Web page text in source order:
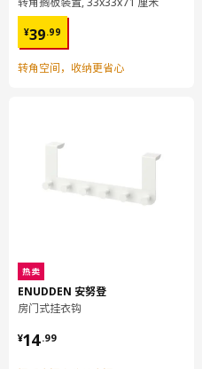
设计师
Johanna Jelinek
包装数量
高度
净重
¥39.99
¥ 39.99
转角空间，收纳更省心
热卖
ENUDDEN 安努登
房门式挂衣钩
¥14.99
¥ 14.99